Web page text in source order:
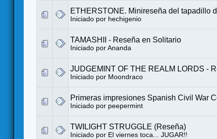
ETHERSTONE. Minireseña del tapadillo
Iniciado por hechigenio
TAMASHII - Reseña en Solitario
Iniciado por Ananda
JUDGEMINT OF THE REALM LORDS -
Iniciado por Moondraco
Primeras impresiones Spanish Civil War
Iniciado por peepermint
TWILIGHT STRUGGLE (Reseña)
Iniciado por El viernes toca... JUGAR!!